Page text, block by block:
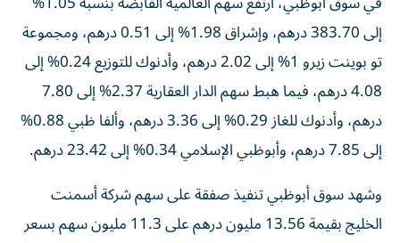
إلى 383.70 درهم، وإشراق 1.98% إلى 0.51 درهم، ومجموعة
تو بوينت زيرو 1% إلى 2.02 درهم، وأدنوك للتوزيع 0.24% إلى
4.08 درهم، فيما هبط سهم الدار العقارية 2.37% إلى 7.80
درهم، وأدنوك للغاز 0.29% إلى 3.36 درهم، وألفا ظبي 0.88%
إلى 7.85 درهم، وأبوظبي الإسلامي 0.34% إلى 23.42 درهم.
وشهد سوق أبوظبي تنفيذ صفقة على سهم شركة أسمنت
الخليج بقيمة 13.56 مليون درهم على 11.3 مليون سهم بسعر